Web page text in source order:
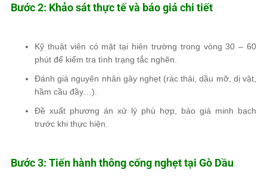
Bước 2: Khảo sát thực tế và báo giá chi tiết
Kỹ thuật viên có mặt tại hiện trường trong vòng 30 – 60
phút để kiểm tra tình trạng tắc nghẽn.
Đánh giá nguyên nhân gây nghẹt (rác thải, dầu mỡ, dị vật,
hầm cầu đầy…).
Đề xuất phương án xử lý phù hợp, báo giá minh bạch
trước khi thực hiện.
Bước 3: Tiến hành thông cống nghẹt tại Gò Dầu